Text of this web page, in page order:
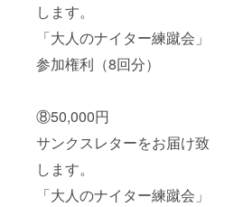
します。
「大人のナイター練蹴会」
参加権利（8回分）
⑧50,000円
サンクスレターをお届け致
します。
「大人のナイター練蹴会」